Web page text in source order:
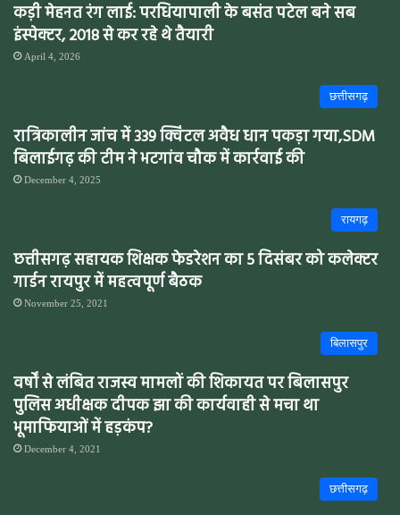
कड़ी मेहनत रंग लाई: परधियापाली के बसंत पटेल बने सब
इंस्पेक्टर, 2018 से कर रहे थे तैयारी
April 4, 2026
छत्तीसगढ़
रात्रिकालीन जांच में 339 क्विंटल अवैध धान पकड़ा गया,SDM
बिलाईगढ़ की टीम ने भटगांव चौक में कार्रवाई की
December 4, 2025
रायगढ़
छत्तीसगढ़ सहायक शिक्षक फेडरेशन का 5 दिसंबर को कलेक्टर
गार्डन रायपुर में महत्वपूर्ण बैठक
November 25, 2021
बिलासपुर
वर्षों से लंबित राजस्व मामलों की शिकायत पर बिलासपुर
पुलिस अधीक्षक दीपक झा की कार्यवाही से मचा था
भूमाफियाओं में हड़कंप?
December 4, 2021
छत्तीसगढ़